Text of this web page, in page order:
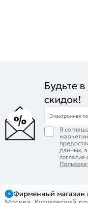
Будьте
скидок!
Электронная
Я
данных,
согласие
Фирменный магазин